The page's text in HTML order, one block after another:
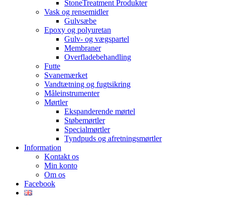
StoneTreatment Produkter
Vask og rensemidler
Gulvsæbe
Epoxy og polyuretan
Gulv- og vægspartel
Membraner
Overfladebehandling
Futte
Svanemærket
Vandtætning og fugtsikring
Måleinstrumenter
Mørtler
Ekspanderende mørtel
Støbemørtler
Specialmørtler
Tyndpuds og afretningsmørtler
Information
Kontakt os
Min konto
Om os
Facebook